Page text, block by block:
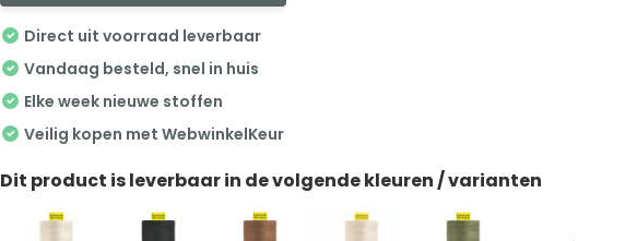
Direct uit voorraad leverbaar
Vandaag besteld, snel in huis
Elke week nieuwe stoffen
Veilig kopen met WebwinkelKeur
Dit product is leverbaar in de volgende kleuren / varianten